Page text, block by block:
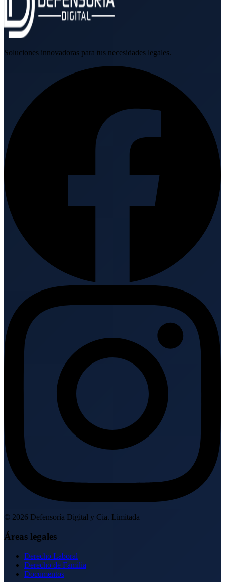
Soluciones innovadoras para tus necesidades legales.
© 2026 Defensoría Digital y Cia. Limitada
Áreas legales
Derecho Laboral
Derecho de Familia
Documentos